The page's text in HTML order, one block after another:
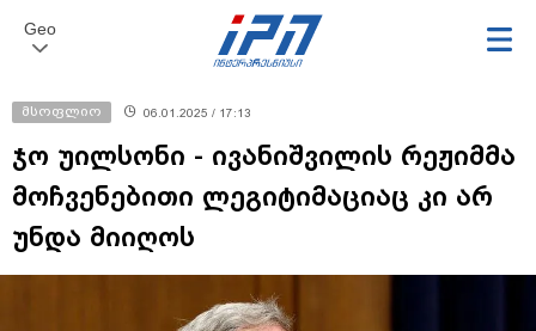
Geo
მსოფლიო 06.01.2025 / 17:13
ჯო უილსონი - ივანიშვილის რეჟიმმა
მოჩვენებითი ლეგიტიმაციაც კი არ
უნდა მიიღოს